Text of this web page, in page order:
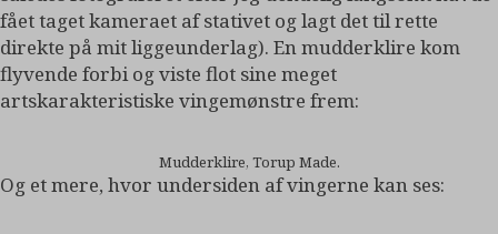
fået taget kameraet af stativet og lagt det til rette
direkte på mit liggeunderlag). En mudderklire kom
flyvende forbi og viste flot sine meget
artskarakteristiske vingemønstre frem:
Mudderklire, Torup Made.
Og et mere, hvor undersiden af vingerne kan ses: